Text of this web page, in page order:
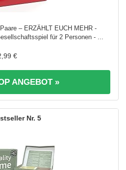
– ERZÄHLT EUCH MEHR -
für 2 Personen - ...
€
ANGEBOT »
5